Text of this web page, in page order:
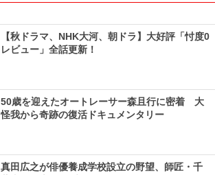
【秋ドラマ、NHK大河、朝ドラ】大好評「忖度0
レビュー」全話更新！
50歳を迎えたオートレーサー森且行に密着 大
怪我から奇跡の復活ドキュメンタリー
真田広之が俳優養成学校設立の野望、師匠・千